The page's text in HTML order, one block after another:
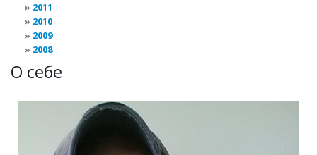
2011
2010
2009
2008
О себе